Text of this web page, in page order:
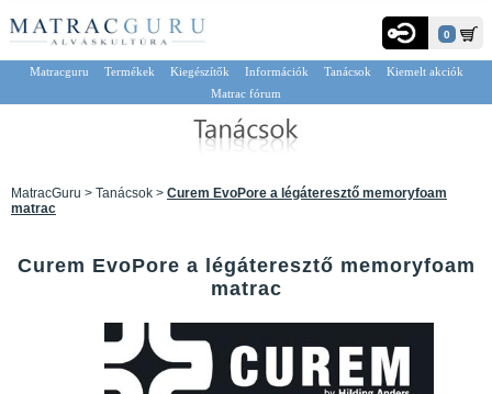
0
Matracguru Termékek Kiegészítők Információk Tanácsok
Kiemelt akciók
Matrac fórum
MatracGuru > Tanácsok > Curem EvoPore a légáteresztő memoryfoam
matrac
Curem EvoPore a légáteresztő memoryfoam
matrac